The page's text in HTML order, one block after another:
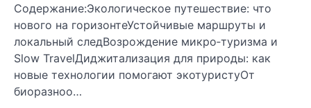
Содержание:Экологическое путешествие: что
нового на горизонтеУстойчивые маршруты и
локальный следВозрождение микро‑туризма и
Slow TravelДиджитализация для природы: как
новые технологии помогают экотуристуОт
биоразноо…